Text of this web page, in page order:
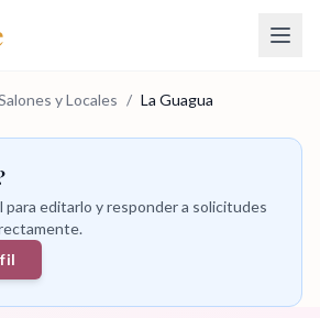
y Locales / La Guagua
para editarlo y responder a solicitudes